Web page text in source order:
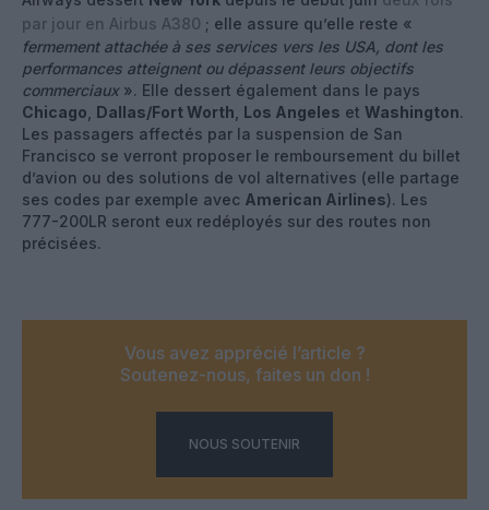
par jour en Airbus A380 ; elle assure qu’elle reste «
fermement attachée à ses services vers les USA, dont les
performances atteignent ou dépassent leurs objectifs
commerciaux». Elle dessert également dans le pays
Chicago Dallas/Fort Worth Los Angeles et Washington.
Les passagers affectés par la suspension de San
Francisco se verront proposer le remboursement du billet
d’avion ou des solutions de vol alternatives (elle partage
ses codes par exemple avec American Airlines). Les
777-200LR seront eux redéployés sur des routes non
précisées.
Vous avez apprécié l’article ?
Soutenez-nous, faites un don !
NOUS SOUTENIR